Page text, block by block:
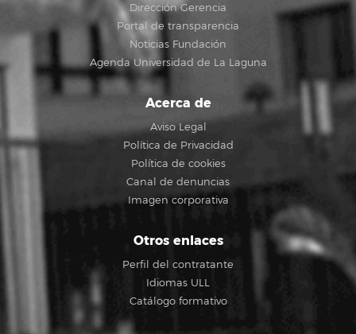
Dirección Gerencia
Portal de transparencia
Noticias Fundación
Agenda Universidad de La Laguna
Acerca de
Aviso Legal
Política de Privacidad
Política de cookies
Canal de denuncias
Imagen corporativa
Otros enlaces
Perfil del contratante
Idiomas ULL
Catálogo formativo